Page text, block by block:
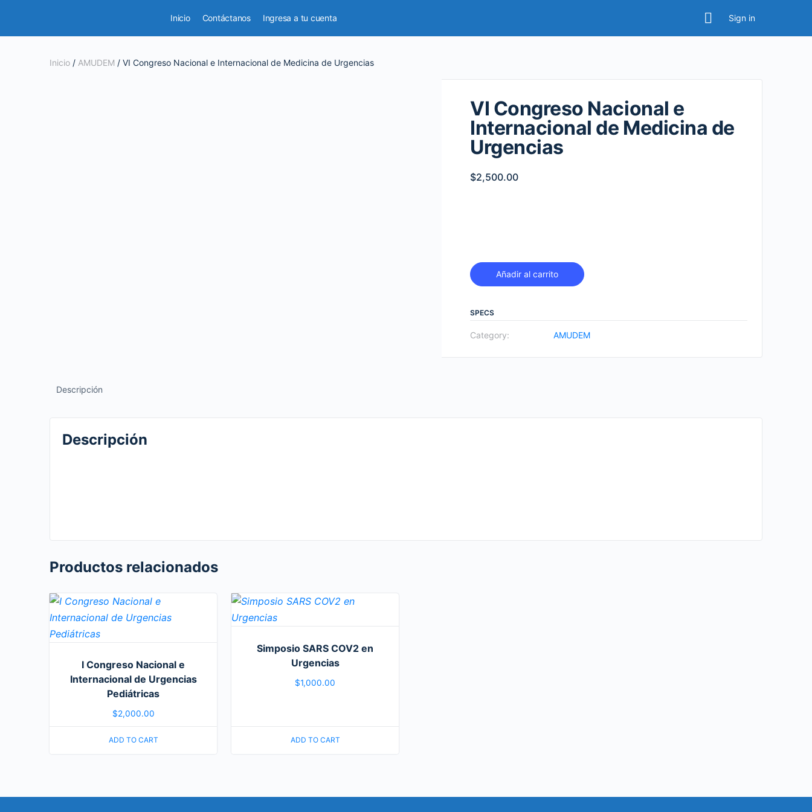
Inicio Contáctanos Ingresa a tu cuenta Sign in
Inicio / AMUDEM / VI Congreso Nacional e Internacional de Medicina de Urgencias
VI Congreso Nacional e
Internacional de Medicina de
Urgencias
$2,500.00
Añadir al carrito
SPECS
Category: AMUDEM
Descripción
Descripción
Productos relacionados
I Congreso Nacional e
Internacional de Urgencias
Pediátricas
$2,000.00
ADD TO CART
Simposio SARS COV2 en
Urgencias
$1,000.00
ADD TO CART